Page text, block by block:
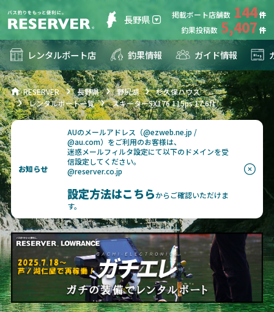
長野県 掲載ボート店舗数 144
釣果投稿数 5,407
レンタルボート店 釣果情報 ガイド情報
RESERVER 長野県 野尻湖
杉久保ハウス
レンタルボート一覧
スキーターSX176 115ps 17.6ft
お知らせ
AUのメールアドレス（@ezweb.ne.jp /
@au.com）をご利用のお客様は、
迷惑メールフィルタ設定にて以下のドメインを受
信設定してください。
@reserver.co.jp
設定方法はこちらからご確認いただけま
す。